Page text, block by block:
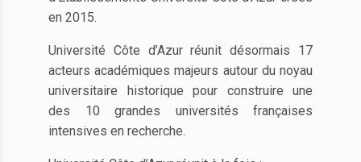
en 2015.
Université Côte d’Azur réunit désormais 17
acteurs académiques majeurs autour du noyau
universitaire historique pour construire une
des 10 grandes universités françaises
intensives en recherche.